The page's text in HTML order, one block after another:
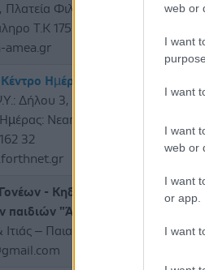
web or
I want
I want
I want
web or
I want
or app.
I want
Φιλικής Εταιρείας,
Τ.Κ 175 63
amea.gr
Ηµέρας Σ.Ο.Ψ.Υ.
Δήλου 3, Βύρωνας, 162
Νεαπόλεως 9-11,
32
- Κηδ. & Φίλων των
παιδιών "Άγιος Νικόλαος"
– Παιανία, Τ.Κ. 19002